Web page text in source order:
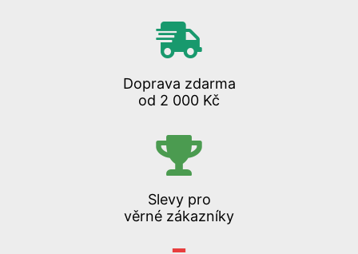
Doprava zdarma
od 2 000 Kč
Slevy pro
věrné zákazníky